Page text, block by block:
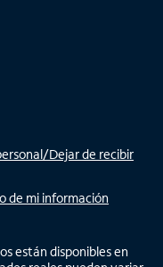
Dejar de recibir
de mi información
están disponibles en